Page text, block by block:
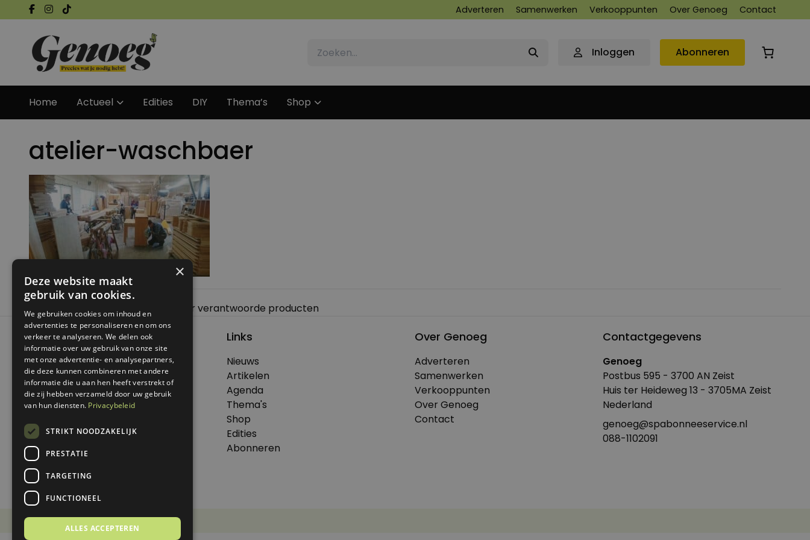
Adverteren Samenwerken Verkooppunten Over Genoeg Contact
Inloggen Abonneren
Home Actueel Edities DIY Thema’s Shop
atelier-waschbaer
Bericht
navigatie
Previous: Duurzaam elzenhout voor verantwoorde producten
© 2026 Genoeg .
Alle rechten voorbehouden.
Dit is een uitgave van Virtùmedia
Links
Nieuws
Artikelen
Agenda
Thema's
Shop
Edities
Abonneren
Over Genoeg
Adverteren
Samenwerken
Verkooppunten
Over Genoeg
Contact
Contactgegevens
Genoeg
Postbus 595 - 3700 AN Zeist
Huis ter Heideweg 13 - 3705MA Zeist
Nederland
genoeg@spabonneeservice.nl
088-1102091
Disclaimer Privacy Statement
×
Deze website maakt
gebruik van cookies.
We gebruiken cookies om inhoud en
advertenties te personaliseren en om ons
verkeer te analyseren. We delen ook
informatie over uw gebruik van onze site
met onze advertentie- en analysepartners,
die deze kunnen combineren met andere
informatie die u aan hen heeft verstrekt of
die zij hebben verzameld door uw gebruik
van hun diensten. Privacybeleid
STRIKT NOODZAKELIJK
PRESTATIE
TARGETING
FUNCTIONEEL
ALLES ACCEPTEREN